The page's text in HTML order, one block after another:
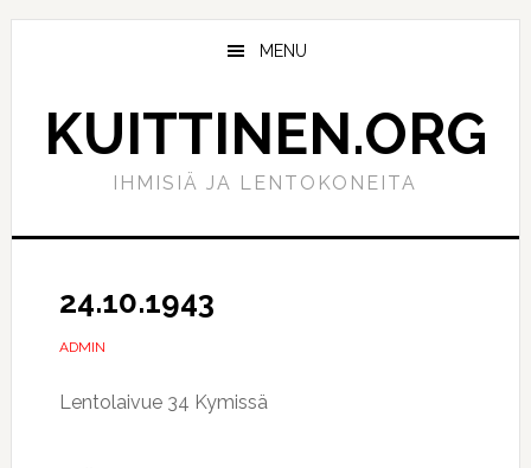
Hyppää
Hyppää
MENU
KUITTINEN.ORG
IHMISIÄ JA LENTOKONEITA
24.10.1943
ADMIN
Lentolaivue 34 Kymissä